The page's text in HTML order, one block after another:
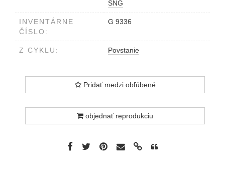
SNG
INVENTÁRNE
ČÍSLO:
G 9336
Z CYKLU: Povstanie
Pridať medzi obľúbené
objednať reprodukciu